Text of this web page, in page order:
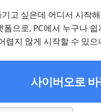
고 싶은데 어디서 시작
으로, PC에서 누구나
렵지 않게 시작할 수 있
사이버오로